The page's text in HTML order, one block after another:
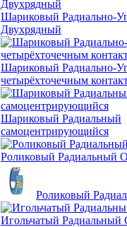
Шариковый Радиально-
Двухрядный
Шариковый Радиально-
четырёхточечным
Шариковый Радиальный
самоцентрирующийся
Роликовый Радиальный
Роликовый
Игольчатый Радиальный